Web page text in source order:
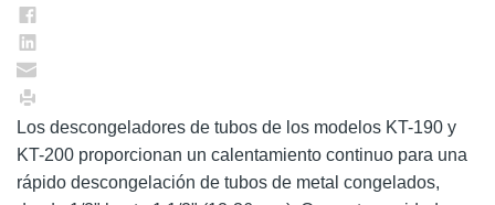
Los descongeladores de tubos de los modelos KT-190 y
KT-200 proporcionan un calentamiento continuo para una
rápido descongelación de tubos de metal congelados,